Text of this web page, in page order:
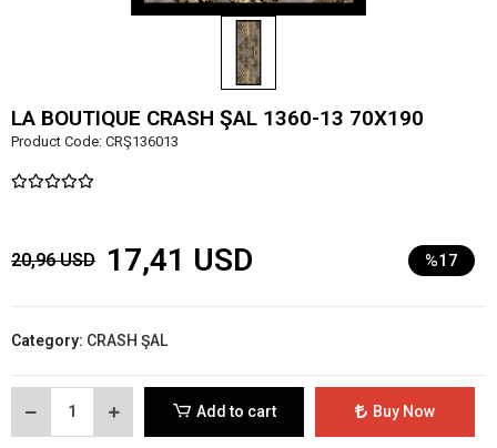
LA BOUTIQUE CRASH ŞAL 1360-13 70X190
Product Code: CRŞ136013
20,96 USD 17,41 USD %17
Category: CRASH ŞAL
Add to cart Buy Now